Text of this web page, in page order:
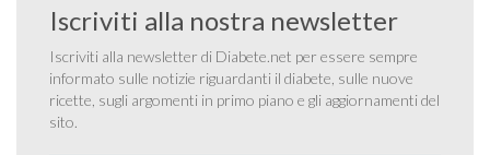
Iscriviti alla nostra newsletter
Iscriviti alla newsletter di Diabete.net per essere sempre
informato sulle notizie riguardanti il diabete, sulle nuove
ricette, sugli argomenti in primo piano e gli aggiornamenti del
sito.